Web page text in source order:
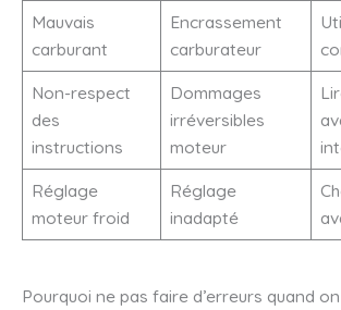
Mauvais
carburant
Encrassement
carburateur
Non-respect
des
instructions
Dommages
irréversibles
moteur
Réglage
moteur froid
Réglage
inadapté
Pourquoi ne pas faire d’erreurs quand